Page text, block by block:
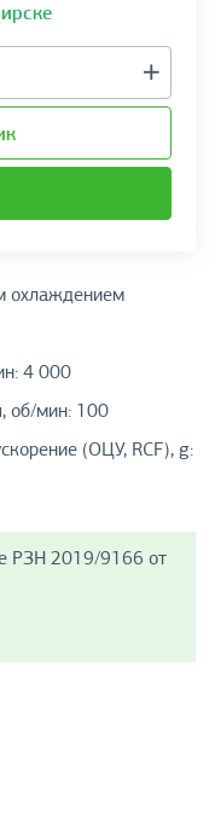
охлаждением
4 000
об/мин: 100
(ОЦУ, RCF), g:
РЗН 2019/9166 от